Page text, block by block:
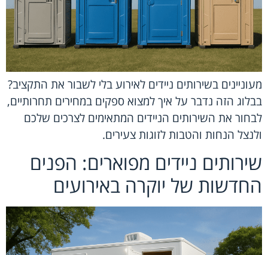
מעוניינים בשירותים ניידים לאירוע בלי לשבור את התקציב?
בבלוג הזה נדבר על איך למצוא ספקים במחירים תחרותיים,
לבחור את השירותים הניידים המתאימים לצרכים שלכם
ולנצל הנחות והטבות לזוגות צעירים.
שירותים ניידים מפוארים: הפנים
החדשות של יוקרה באירועים